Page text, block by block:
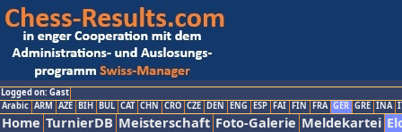
Logged on: Gast
Arabic ARM AZE BIH BUL CAT CHN CRO CZE DEN ENG ESP FAI FIN FRA GER GRE INA
Home TurnierDB Meisterschaft Foto-Galerie Meldekartei